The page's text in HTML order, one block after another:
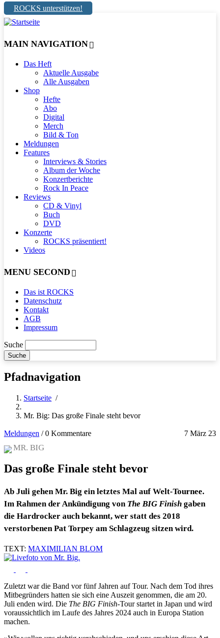
ROCKS unterstützen!
MAIN NAVIGATION
Das Heft
Aktuelle Ausgabe
Alle Ausgaben
Shop
Hefte
Abo
Digital
Merch
Bild & Ton
Meldungen
Features
Interviews & Stories
Album der Woche
Konzertberichte
Rock In Peace
Reviews
CD & Vinyl
Buch
DVD
Konzerte
ROCKS präsentiert!
Videos
MENU SECOND
Das ist ROCKS
Datenschutz
Kontakt
AGB
Impressum
Suche
Pfadnavigation
Startseite /
Mr. Big: Das große Finale steht bevor
Meldungen 7 März 23
/0 Kommentare
MR. BIG
Das große Finale steht bevor
Ab Juli gehen Mr. Big ein letztes Mal auf Welt-Tournee.
Im Rahmen der Ankündigung von The BIG Finish gaben
die Hardrocker auch bekannt, wer statt des 2018
verstorbenen Pat Torpey am Schlagzeug sitzen wird.
TEXT: MAXIMILIAN BLOM
Zuletzt war die Band vor fünf Jahren auf Tour. Nach dem Tod ihres
Mitbegründers hatten sie sich eine Auszeit genommen, die am 20.
Juli enden wird. Die The BIG Finish-Tour startet in Japan und wird
voraussichtlich im Laufe des Jahres 2024 auch in Europa Station
machen.